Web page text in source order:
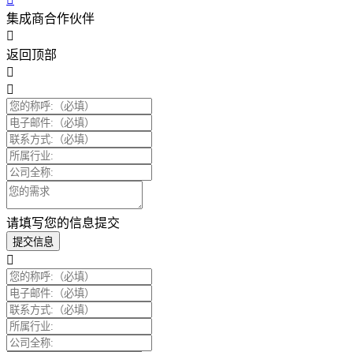
集成商合作伙伴
返回顶部
请填写您的信息提交
提交信息